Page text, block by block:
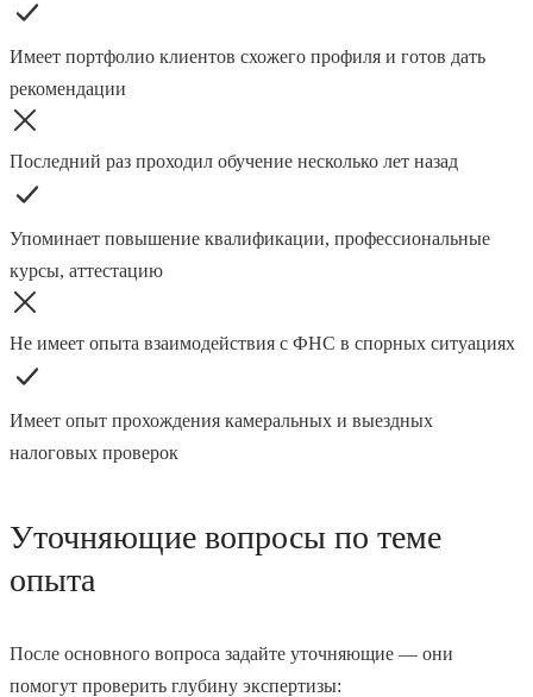
Имеет портфолио клиентов схожего профиля и готов дать
рекомендации
Последний раз проходил обучение несколько лет назад
Упоминает повышение квалификации, профессиональные
курсы, аттестацию
Не имеет опыта взаимодействия с ФНС в спорных ситуациях
Имеет опыт прохождения камеральных и выездных
налоговых проверок
Уточняющие вопросы по теме
опыта
После основного вопроса задайте уточняющие — они
помогут проверить глубину экспертизы: